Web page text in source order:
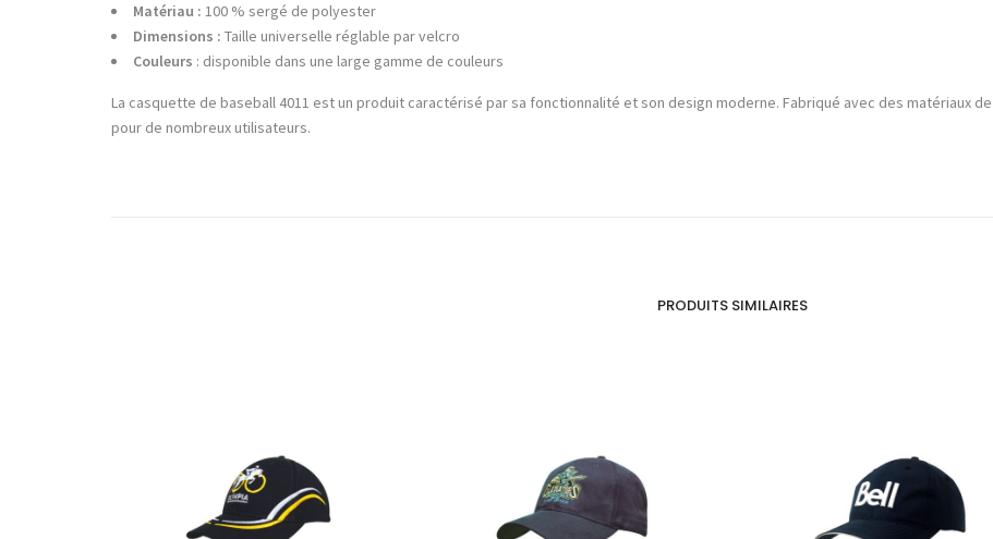
Matériau : 100 % sergé de polyester
Dimensions : Taille universelle réglable par velcro
Couleurs : disponible dans une large gamme de couleurs
La casquette de baseball 4011 est un produit caractérisé par sa fonctionnalité et son design moderne. Fabriqué avec des matériaux
pour de nombreux utilisateurs.
PRODUITS SIMILAIRES